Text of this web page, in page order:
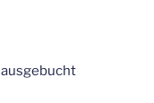
ausgebucht